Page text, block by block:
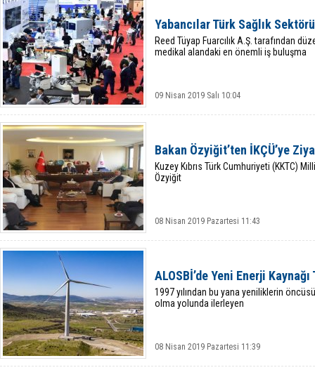
Yabancılar Türk Sağlık
Reed Tüyap Fuarcılık A.Ş. tarafından
medikal alandaki en önemli iş buluşma
09 Nisan 2019 Salı 10:04
Bakan Özyiğit’ten İKÇÜ’ye
Kuzey Kıbrıs Türk Cumhuriyeti (KKTC)
Özyiğit
08 Nisan 2019 Pazartesi 11:43
ALOSBİ’de Yeni Enerji Kaynağı
1997 yılından bu yana yeniliklerin
olma yolunda ilerleyen
08 Nisan 2019 Pazartesi 11:39